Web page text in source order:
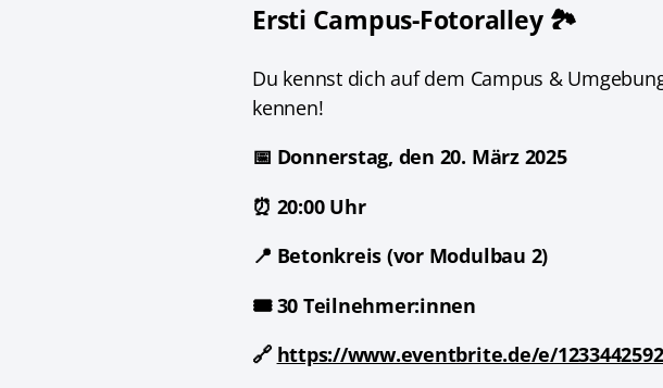
Ersti Campus-Fotoralley 🏞️
Du kennst dich auf dem Campus &
kennen!
📅 Donnerstag, den 20. März 2025
⏰ 20:00 Uhr
📍 Betonkreis (vor Modulbau 2)
🎟️ 30 Teilnehmer:innen
🔗 https://www.eventbrite.de/e/